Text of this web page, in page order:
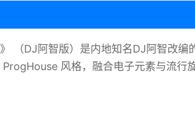
》 （DJ阿智版）是内地知名DJ阿智改
风格，融合电子元素与流行旋